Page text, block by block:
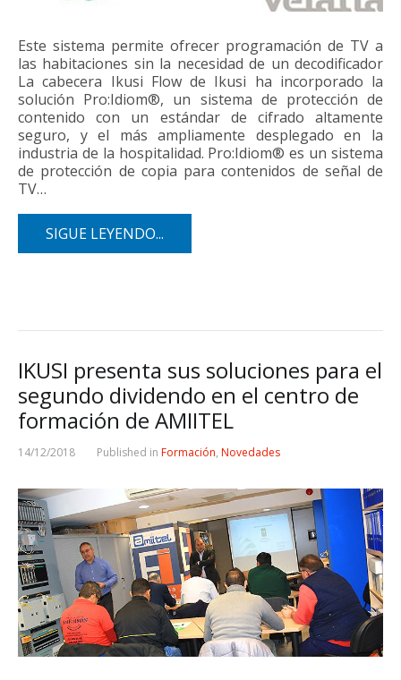
Este sistema permite ofrecer programación de TV a
las habitaciones sin la necesidad de un decodificador
La cabecera Ikusi Flow de Ikusi ha incorporado la
solución Pro:Idiom®, un sistema de protección de
contenido con un estándar de cifrado altamente
seguro, y el más ampliamente desplegado en la
industria de la hospitalidad. Pro:Idiom® es un sistema
de protección de copia para contenidos de señal de
TV…
SIGUE LEYENDO...
IKUSI presenta sus soluciones para el
segundo dividendo en el centro de
formación de AMIITEL
14/12/2018 Published in Formación, Novedades